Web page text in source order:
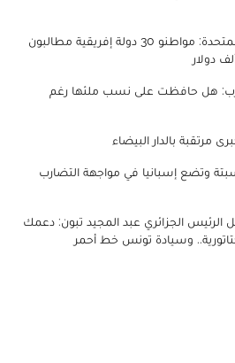
تأشيرة الدخول للولايات المتحدة: مواطنو 30 دولة إفريقية مطالبون
هل حافظت على نسب ملئها رغم
مرتقبة بالدار البيضاء
وتضع إسبانيا في مواجهة التضارب
الرئيس الجزائري عبد المجيد تبون: دعمك
وسيادة تونس خط أحمر